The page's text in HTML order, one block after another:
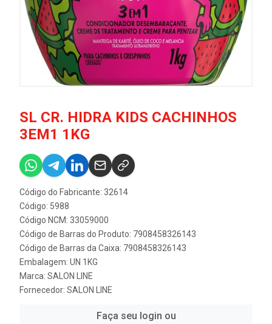
SL CR. HIDRA KIDS CACHINHOS
3EM1 1KG
Código do Fabricante: 32614
Código: 5988
Código NCM: 33059000
Código de Barras do Produto: 7908458326143
Código de Barras da Caixa: 7908458326143
Embalagem: UN 1KG
Marca: SALON LINE
Fornecedor: SALON LINE
Faça seu login ou